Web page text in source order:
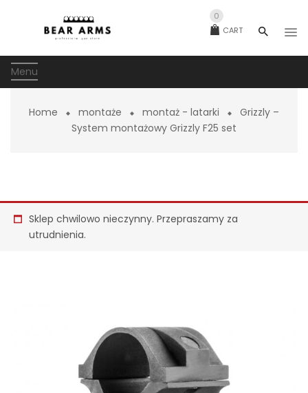
CART
0
Menu
Home montaże montaż - latarki
Grizzly –
System montażowy Grizzly F25 set
Sklep chwilowo nieczynny. Przepraszamy za
utrudnienia.